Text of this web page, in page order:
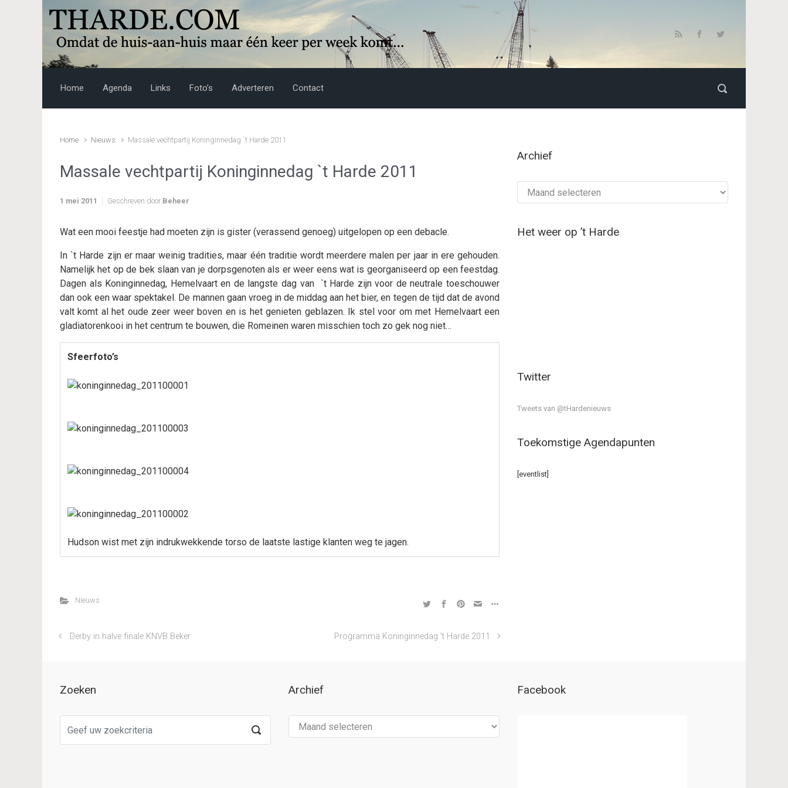
Skip to main content
Home Agenda Links Foto’s Adverteren Contact
Home Nieuws Massale vechtpartij Koninginnedag `t Harde 2011
Massale vechtpartij Koninginnedag `t Harde 2011
1 mei 2011 Geschreven door Beheer
Wat een mooi feestje had moeten zijn is gister (verassend genoeg) uitgelopen op een debacle.
In `t Harde zijn er maar weinig tradities, maar één traditie wordt meerdere malen per jaar in ere gehouden.
Namelijk het op de bek slaan van je dorpsgenoten als er weer eens wat is georganiseerd op een feestdag.
Dagen als Koninginnedag, Hemelvaart en de langste dag van `t Harde zijn voor de neutrale toeschouwer
dan ook een waar spektakel. De mannen gaan vroeg in de middag aan het bier, en tegen de tijd dat de avond
valt komt al het oude zeer weer boven en is het genieten geblazen. Ik stel voor om met Hemelvaart een
gladiatorenkooi in het centrum te bouwen, die Romeinen waren misschien toch zo gek nog niet…
Sfeerfoto’s
Hudson wist met zijn indrukwekkende torso de laatste lastige klanten weg te jagen.
Nieuws
Derby in halve finale KNVB Beker Programma Koninginnedag ’t Harde 2011
Archief
Het weer op ’t Harde
Twitter
Tweets van @tHardenieuws
Toekomstige Agendapunten
[eventlist]
Zoeken Archief Facebook